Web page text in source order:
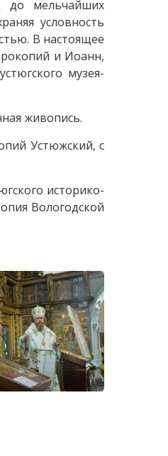
до мельчайших
условность
В настоящее
и Иоанн,
музея-
живопись.
Устюжский, с
историко-
Вологодской